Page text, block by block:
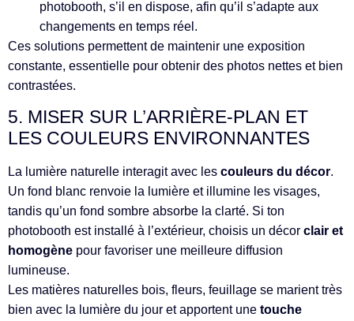
photobooth, s’il en dispose, afin qu’il s’adapte aux
changements en temps réel.
Ces solutions permettent de maintenir une exposition
constante, essentielle pour obtenir des photos nettes et bien
contrastées.
5. MISER SUR L’ARRIÈRE-PLAN ET
LES COULEURS ENVIRONNANTES
La lumière naturelle interagit avec les couleurs du décor.
Un fond blanc renvoie la lumière et illumine les visages,
tandis qu’un fond sombre absorbe la clarté. Si ton
photobooth est installé à l’extérieur, choisis un décor clair et
homogène pour favoriser une meilleure diffusion
lumineuse.
Les matières naturelles bois, fleurs, feuillage se marient très
bien avec la lumière du jour et apportent une touche